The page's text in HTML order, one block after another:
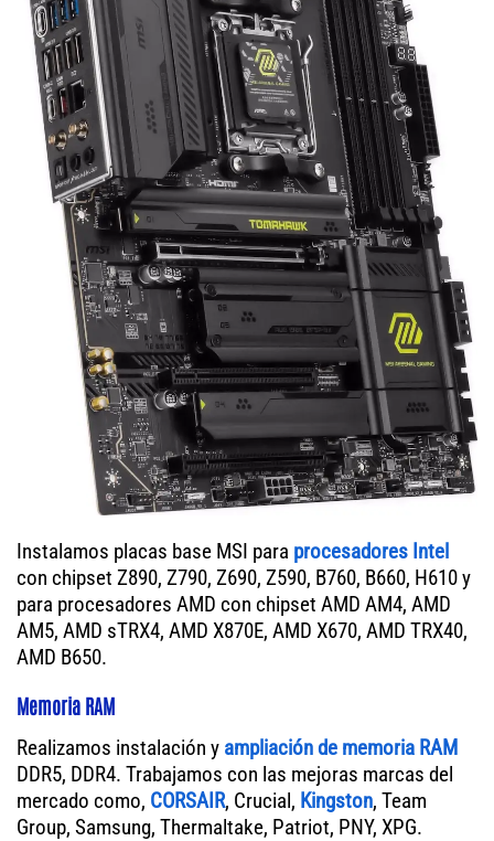
Instalamos placas base MSI para procesadores Intel
con chipset Z890, Z790, Z690, Z590, B760, B660, H610 y
para procesadores AMD con chipset AMD AM4, AMD
AM5, AMD sTRX4, AMD X870E, AMD X670, AMD TRX40,
AMD B650.
Memoria RAM
Realizamos instalación y ampliación de memoria RAM
DDR5, DDR4. Trabajamos con las mejoras marcas del
mercado como, CORSAIR, Crucial, Kingston, Team
Group, Samsung, Thermaltake, Patriot, PNY, XPG.